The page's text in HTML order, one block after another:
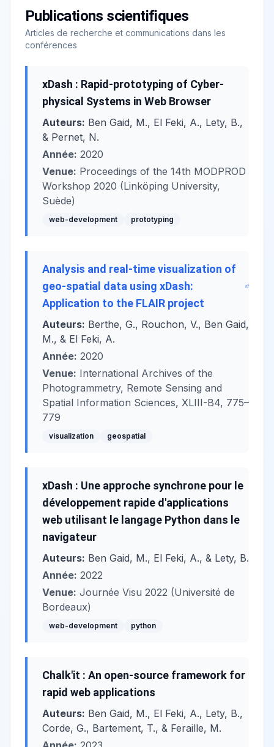
Publications scientifiques
Articles de recherche et communications dans les
conférences
xDash : Rapid-prototyping of Cyber-
physical Systems in Web Browser
Auteurs: Ben Gaid, M., El Feki, A., Lety, B.,
& Pernet, N.
Année: 2020
Venue: Proceedings of the 14th MODPROD
Workshop 2020 (Linköping University,
Suède)
web-development prototyping
Analysis and real-time visualization of
geo-spatial data using xDash:
Application to the FLAIR project
Auteurs: Berthe, G., Rouchon, V., Ben Gaid,
M., & El Feki, A.
Année: 2020
Venue: International Archives of the
Photogrammetry, Remote Sensing and
Spatial Information Sciences, XLIII-B4, 775–
779
visualization geospatial
xDash : Une approche synchrone pour le
développement rapide d'applications
web utilisant le langage Python dans le
navigateur
Auteurs: Ben Gaid, M., El Feki, A., & Lety, B.
Année: 2022
Venue: Journée Visu 2022 (Université de
Bordeaux)
web-development python
Chalk'it : An open-source framework for
rapid web applications
Auteurs: Ben Gaid, M., El Feki, A., Lety, B.,
Corde, G., Bartement, T., & Feraille, M.